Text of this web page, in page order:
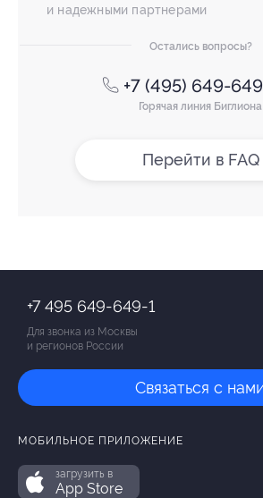
и надежными партнерами
Остались вопросы?
+7 (495) 649-
Горячая линия Биглиона
Перейти в FAQ
+7 495 649-649-1
Для звонка из Москвы
и регионов России
Связаться с
МОБИЛЬНОЕ ПРИЛОЖЕНИЕ
загрузить в
App Store